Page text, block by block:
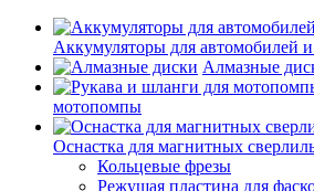
Аккумуляторы для автомобилей и
Алмазные
мотопомпы
Оснастка для магнитных
Кольцевые фрезы
Режущая пластина для